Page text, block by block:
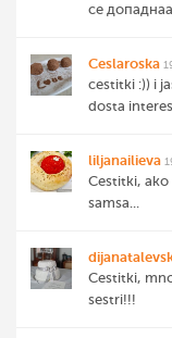
се
Ceslaroska
cestitki :)) i
dosta
liljanailieva
Cestitki, ako
samsa...
Cestitki,
sestri!!!